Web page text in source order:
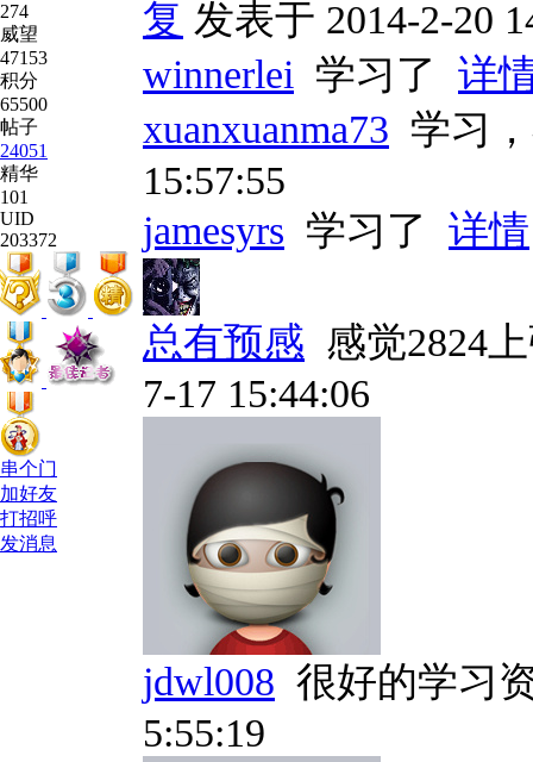
274
威望
47153
积分
65500
帖子
24051
精华
101
UID
203372
串个门
加好友
打招呼
发消息
复 发表于 2014-2-20
winnerlei 学习了 详
xuanxuanma73 学习
15:57:55
jamesyrs 学习了 详情
总有预感 感觉2824
7-17 15:44:06
jdwl008 很好的学习
5:55:19